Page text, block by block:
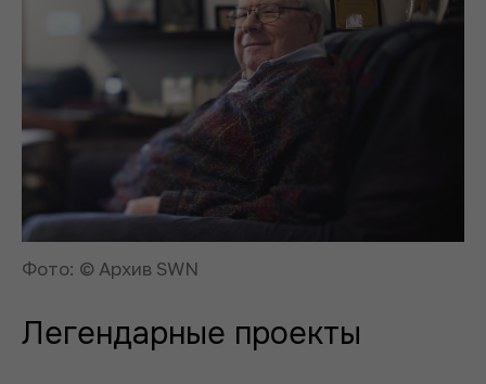
Фото: © Архив SWN
Легендарные проекты